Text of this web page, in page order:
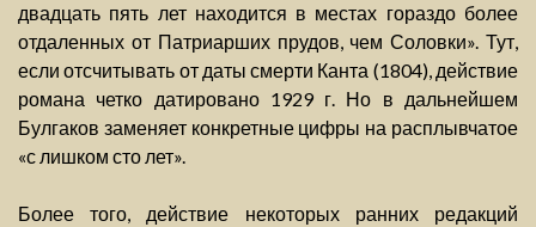
двадцать пять лет находится в местах гораздо более
отдаленных от Патриарших прудов, чем Соловки». Тут,
если отсчитывать от даты смерти Канта (1804), действие
романа четко датировано 1929 г. Но в дальнейшем
Булгаков заменяет конкретные цифры на расплывчатое
«с лишком сто лет».
Более того, действие некоторых ранних редакций